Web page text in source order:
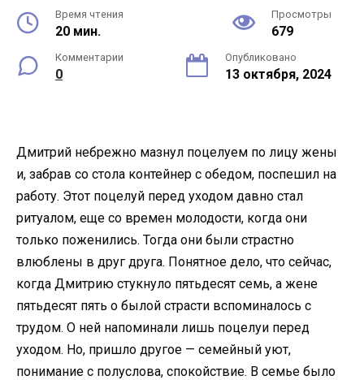
Время чтения
20 мин.
Просмотры
679
Комментарии
0
Опубликовано
13 октября, 2024
Дмитрий небрежно мазнул поцелуем по лицу жены
и, забрав со стола контейнер с обедом, поспешил на
работу. Этот поцелуй перед уходом давно стал
ритуалом, еще со времен молодости, когда они
только поженились. Тогда они были страстно
влюблены в друг друга. Понятное дело, что сейчас,
когда Дмитрию стукнуло пятьдесят семь, а жене
пятьдесят пять о былой страсти вспоминалось с
трудом. О ней напоминали лишь поцелуи перед
уходом. Но, пришло другое — семейный уют,
понимание с полуслова, спокойствие. В семье было